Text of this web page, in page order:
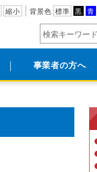
縮小 背景色 標準 黒 青
事業者の方へ